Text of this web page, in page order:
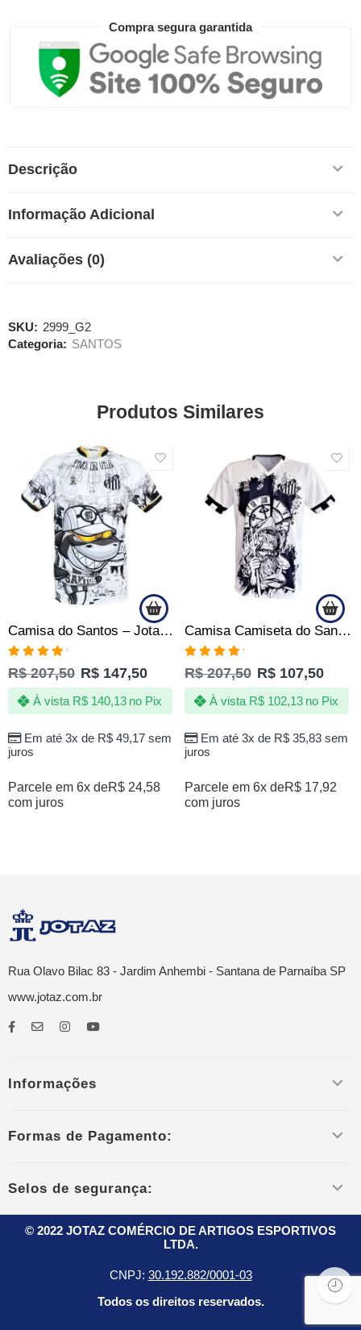
Compra segura garantida
Descrição
Informação Adicional
Avaliações (0)
SKU: 2999_G2
Categoria: SANTOS
Produtos Similares
Camisa do Santos – Jotaz – Time da Vila – Masculino
Avaliação
5.00de 5
R$207,50 R$ 147,50
Em até 3x de R$49,17sem
juros
À vista R$140,13 no Pix
Parcele em 6x deR$ 24,58
com juros
Camisa Camiseta do Santos – O retorno do principe
Avaliação
5.00de 5
R$207,50 R$ 107,50
Em até 3x de R$35,83sem
juros
À vista R$102,13 no Pix
Parcele em 6x deR$ 17,92
com juros
Rua Olavo Bilac 83 - Jardim Anhembi - Santana de Parnaíba SP
www.jotaz.com.br
Informações
Formas de Pagamento:
Selos de segurança:
© 2022 JOTAZ COMÉRCIO DE ARTIGOS ESPORTIVOS
LTDA.
CNPJ: 30.192.882/0001-03
Todos os direitos reservados.